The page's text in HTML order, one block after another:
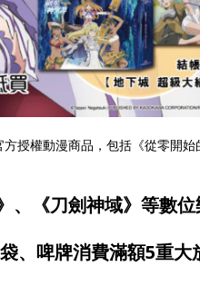
授權動漫商品，包括《從零開始
、《刀劍神域》等數
、啤牌消費滿額5重大